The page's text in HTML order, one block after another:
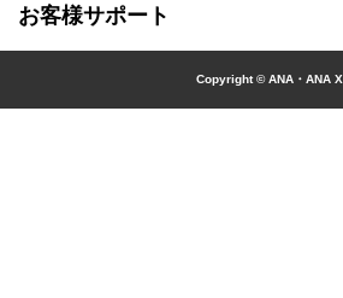
お客様サポート
Copyright © ANA・ANA X